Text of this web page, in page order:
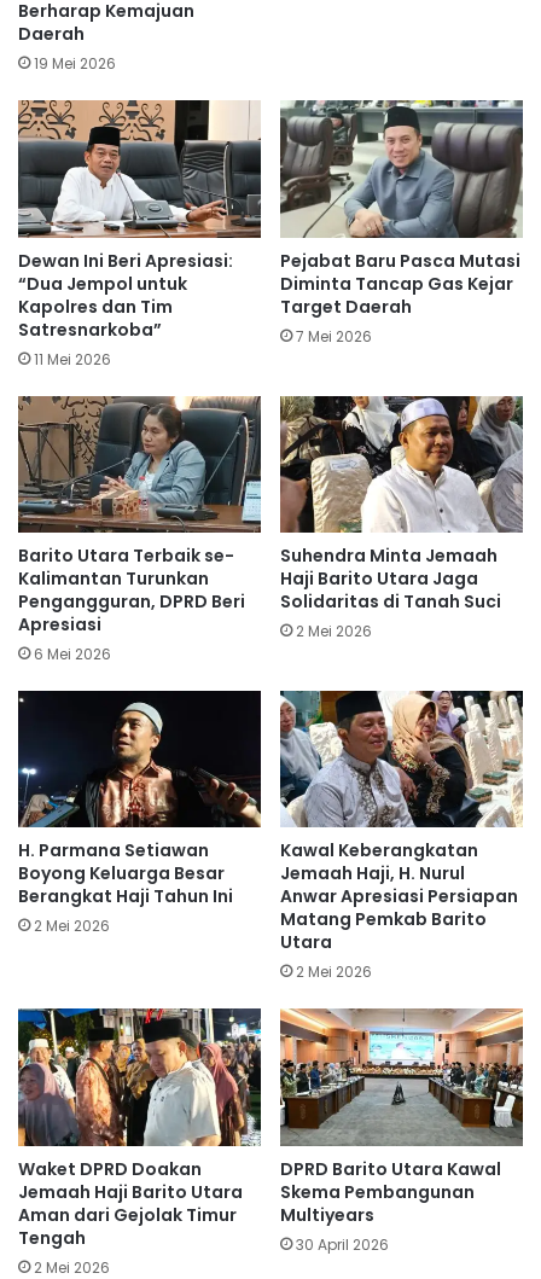
Berharap Kemajuan
Daerah
19 Mei 2026
Dewan Ini Beri Apresiasi:
“Dua Jempol untuk
Kapolres dan Tim
Satresnarkoba”
11 Mei 2026
Pejabat Baru Pasca Mutasi
Diminta Tancap Gas Kejar
Target Daerah
7 Mei 2026
Barito Utara Terbaik se-
Kalimantan Turunkan
Pengangguran, DPRD Beri
Apresiasi
6 Mei 2026
Suhendra Minta Jemaah
Haji Barito Utara Jaga
Solidaritas di Tanah Suci
2 Mei 2026
H. Parmana Setiawan
Boyong Keluarga Besar
Berangkat Haji Tahun Ini
2 Mei 2026
Kawal Keberangkatan
Jemaah Haji, H. Nurul
Anwar Apresiasi Persiapan
Matang Pemkab Barito
Utara
2 Mei 2026
Waket DPRD Doakan
Jemaah Haji Barito Utara
Aman dari Gejolak Timur
Tengah
2 Mei 2026
DPRD Barito Utara Kawal
Skema Pembangunan
Multiyears
30 April 2026